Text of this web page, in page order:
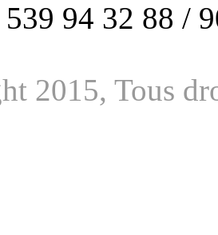
94 32 88 /
2015, Tous